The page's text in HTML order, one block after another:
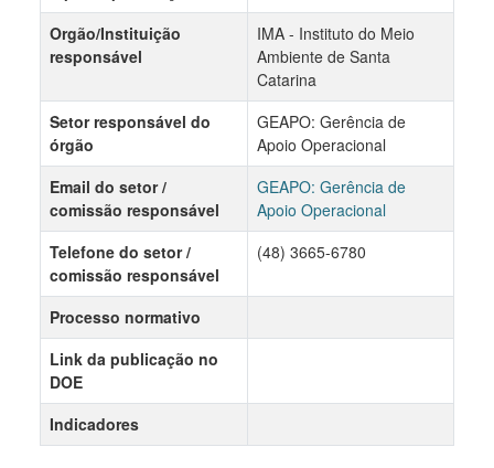
Orgão/Instituição
responsável
IMA - Instituto do Meio
Ambiente de Santa
Catarina
Setor responsável do
órgão
GEAPO: Gerência de
Apoio Operacional
Email do setor /
comissão responsável
GEAPO: Gerência de
Apoio Operacional
Telefone do setor /
comissão responsável
(48) 3665-6780
Processo normativo
Link da publicação no
DOE
Indicadores